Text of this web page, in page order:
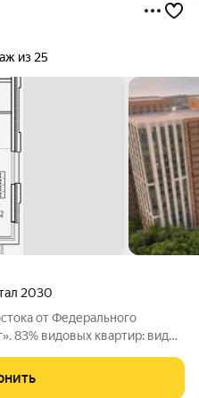
из 25
2030
от Федерального
83% видовых квартир: виды
смотровой